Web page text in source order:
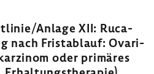
Anlage XII: Ruca­
nach Frist­ab­lauf: Ovari­
oder primäres